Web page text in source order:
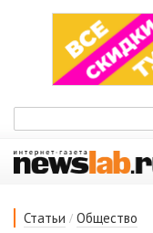
Статьи / Общество